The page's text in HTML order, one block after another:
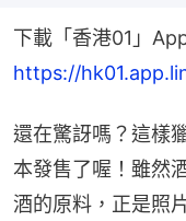
下載「香港01」
https://
還在驚訝嗎？這樣
本發售了喔！雖然
酒的原料，正是照